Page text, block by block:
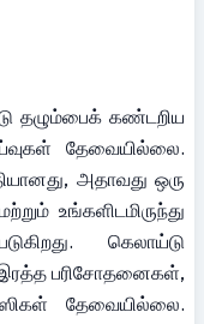
தழும்பைக் கண்டறிய
தேவையில்லை.
அதாவது ஒரு
உங்களிடமிருந்து
கெலாய்டு
பரிசோதனைகள்,
தேவையில்லை.